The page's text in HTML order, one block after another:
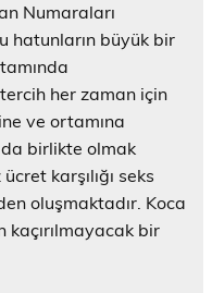
Numaraları
hatunların büyük bir
her zaman için
ve ortamına
birlikte olmak
karşılığı seks
oluşmaktadır. Koca
bir